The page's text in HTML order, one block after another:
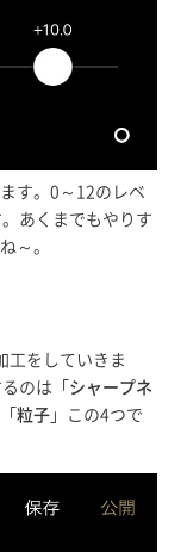
す。0～12のレベ
あくまでもやりす
～。
工をしていきま
のは「 シャープネ
粒子 」この4つで